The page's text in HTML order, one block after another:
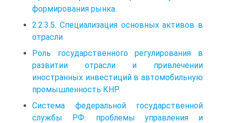
формирования рынка.
2.2.3.5. Специализация основных активов в
отрасли
Роль государственного регулирования в
развитии отрасли и привлечении
иностранных инвестиций в автомобильную
промышлен­ность КНР
Система федеральной государственной
службы РФ: проблемы управления и